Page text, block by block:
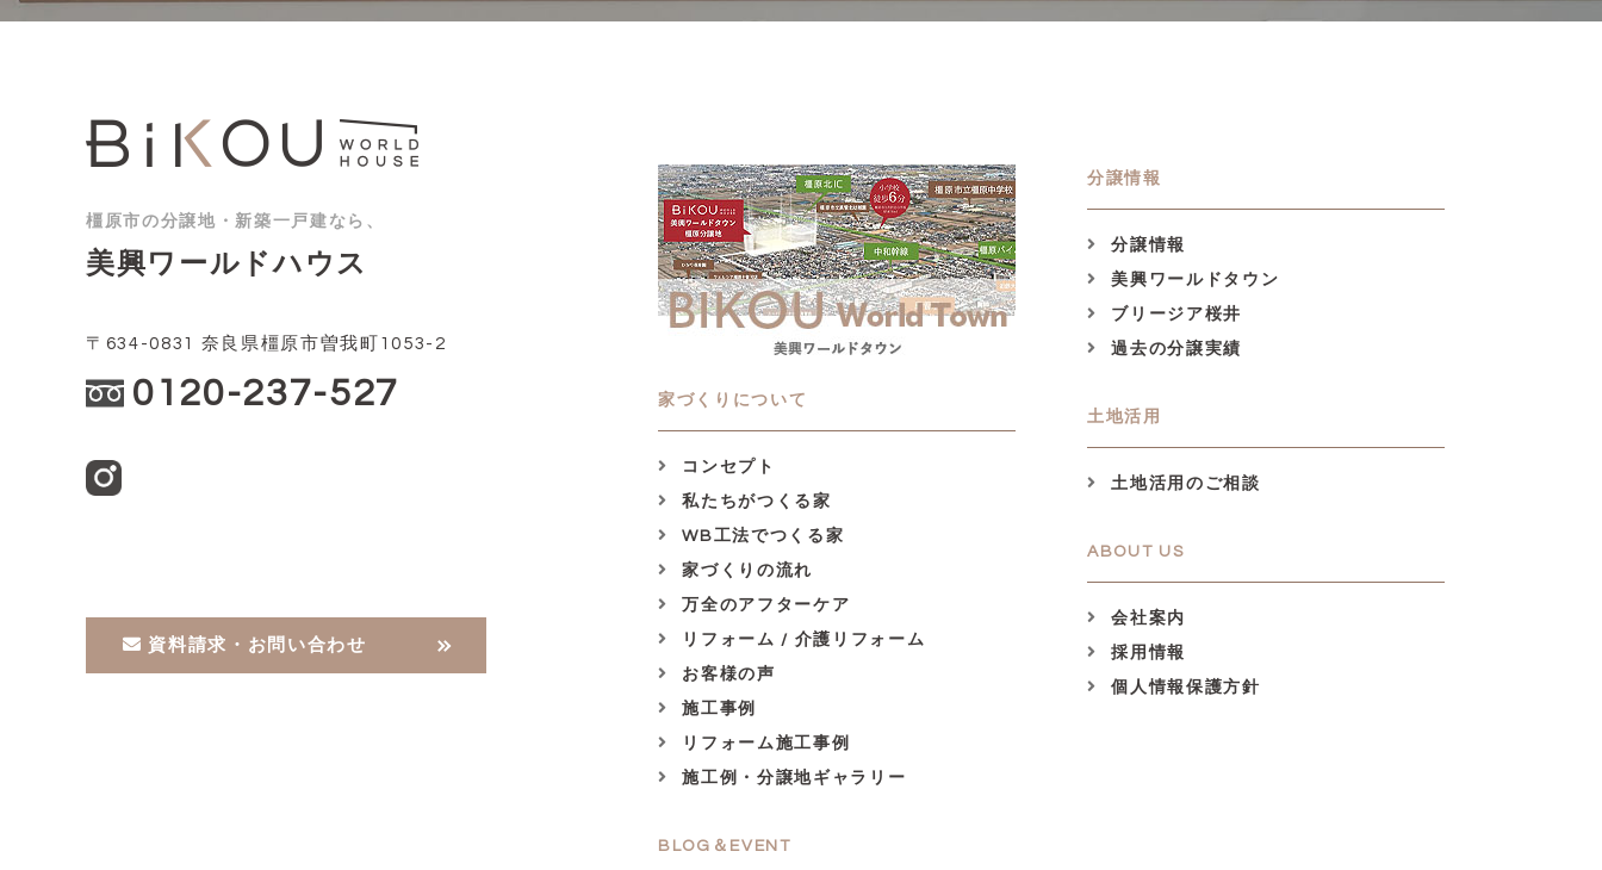
橿原市の分譲地・新築一戸建なら、
美興ワールドハウス
〒634-0831 奈良県橿原市曽我町1053-2
0120-237-527
資料請求・お問い合わせ
分譲情報
分譲情報
美興ワールドタウン
ブリージア桜井
過去の分譲実績
土地活用
土地活用のご相談
ABOUT US
会社案内
採用情報
個人情報保護方針
家づくりについて
コンセプト
私たちがつくる家
WB工法でつくる家
家づくりの流れ
万全のアフターケア
リフォーム / 介護リフォーム
お客様の声
施工事例
リフォーム施工事例
施工例・分譲地ギャラリー
BLOG＆EVENT